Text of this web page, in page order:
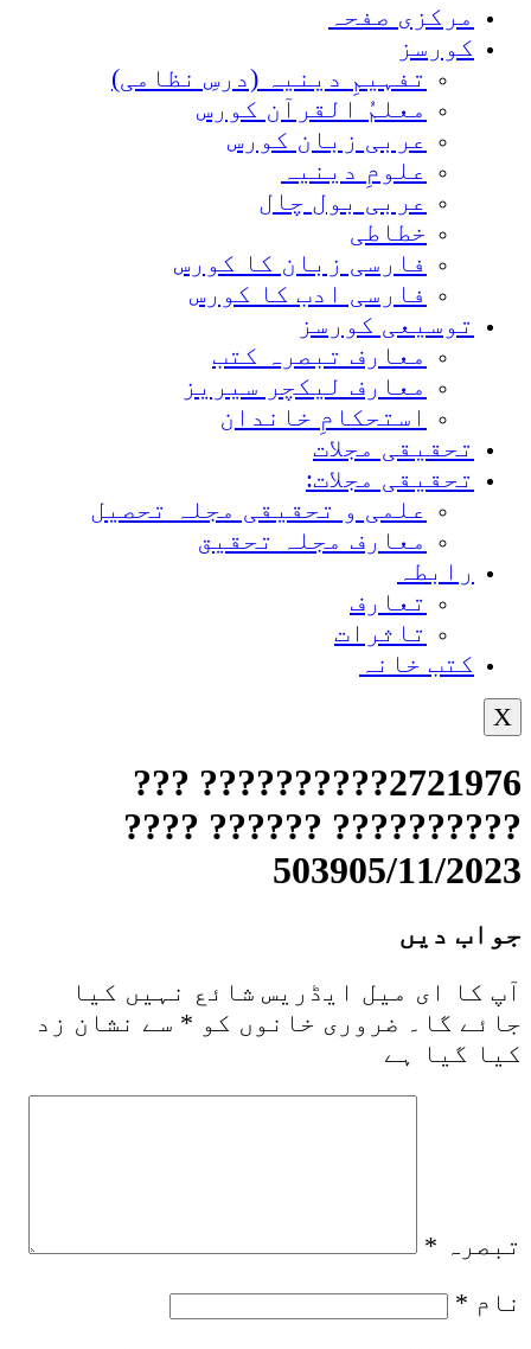
مرکزی صفحہ
کورسز
تفہیمِ دینیہ (درسِ نظامی)
معلمُ القرآن کورس
عربی زبان کورس
علومِ دینیہ
عربی بول چال
خطاطی
فارسی زبان کا کورس
فارسی ادب کا کورس
توسیعی کورسز
معارف تبصرہ کتب
معارف لیکچر سیریز
استحکامِ خاندان
تحقیقی مجلات
تحقیقی مجلات:
علمی و تحقیقی مجلہ تحصیل
معارف مجلہ تحقیق
رابطہ
تعارف
تاثرات
کتب خانہ
X
2721976?????????? ???
?????????? ?????? ????
503905/11/2023
جواب دیں
آپ کا ای میل ایڈریس شائع نہیں کیا
جائے گا۔
ضروری خانوں کو * سے نشان زد
کیا گیا ہے
تبصرہ *
نام *